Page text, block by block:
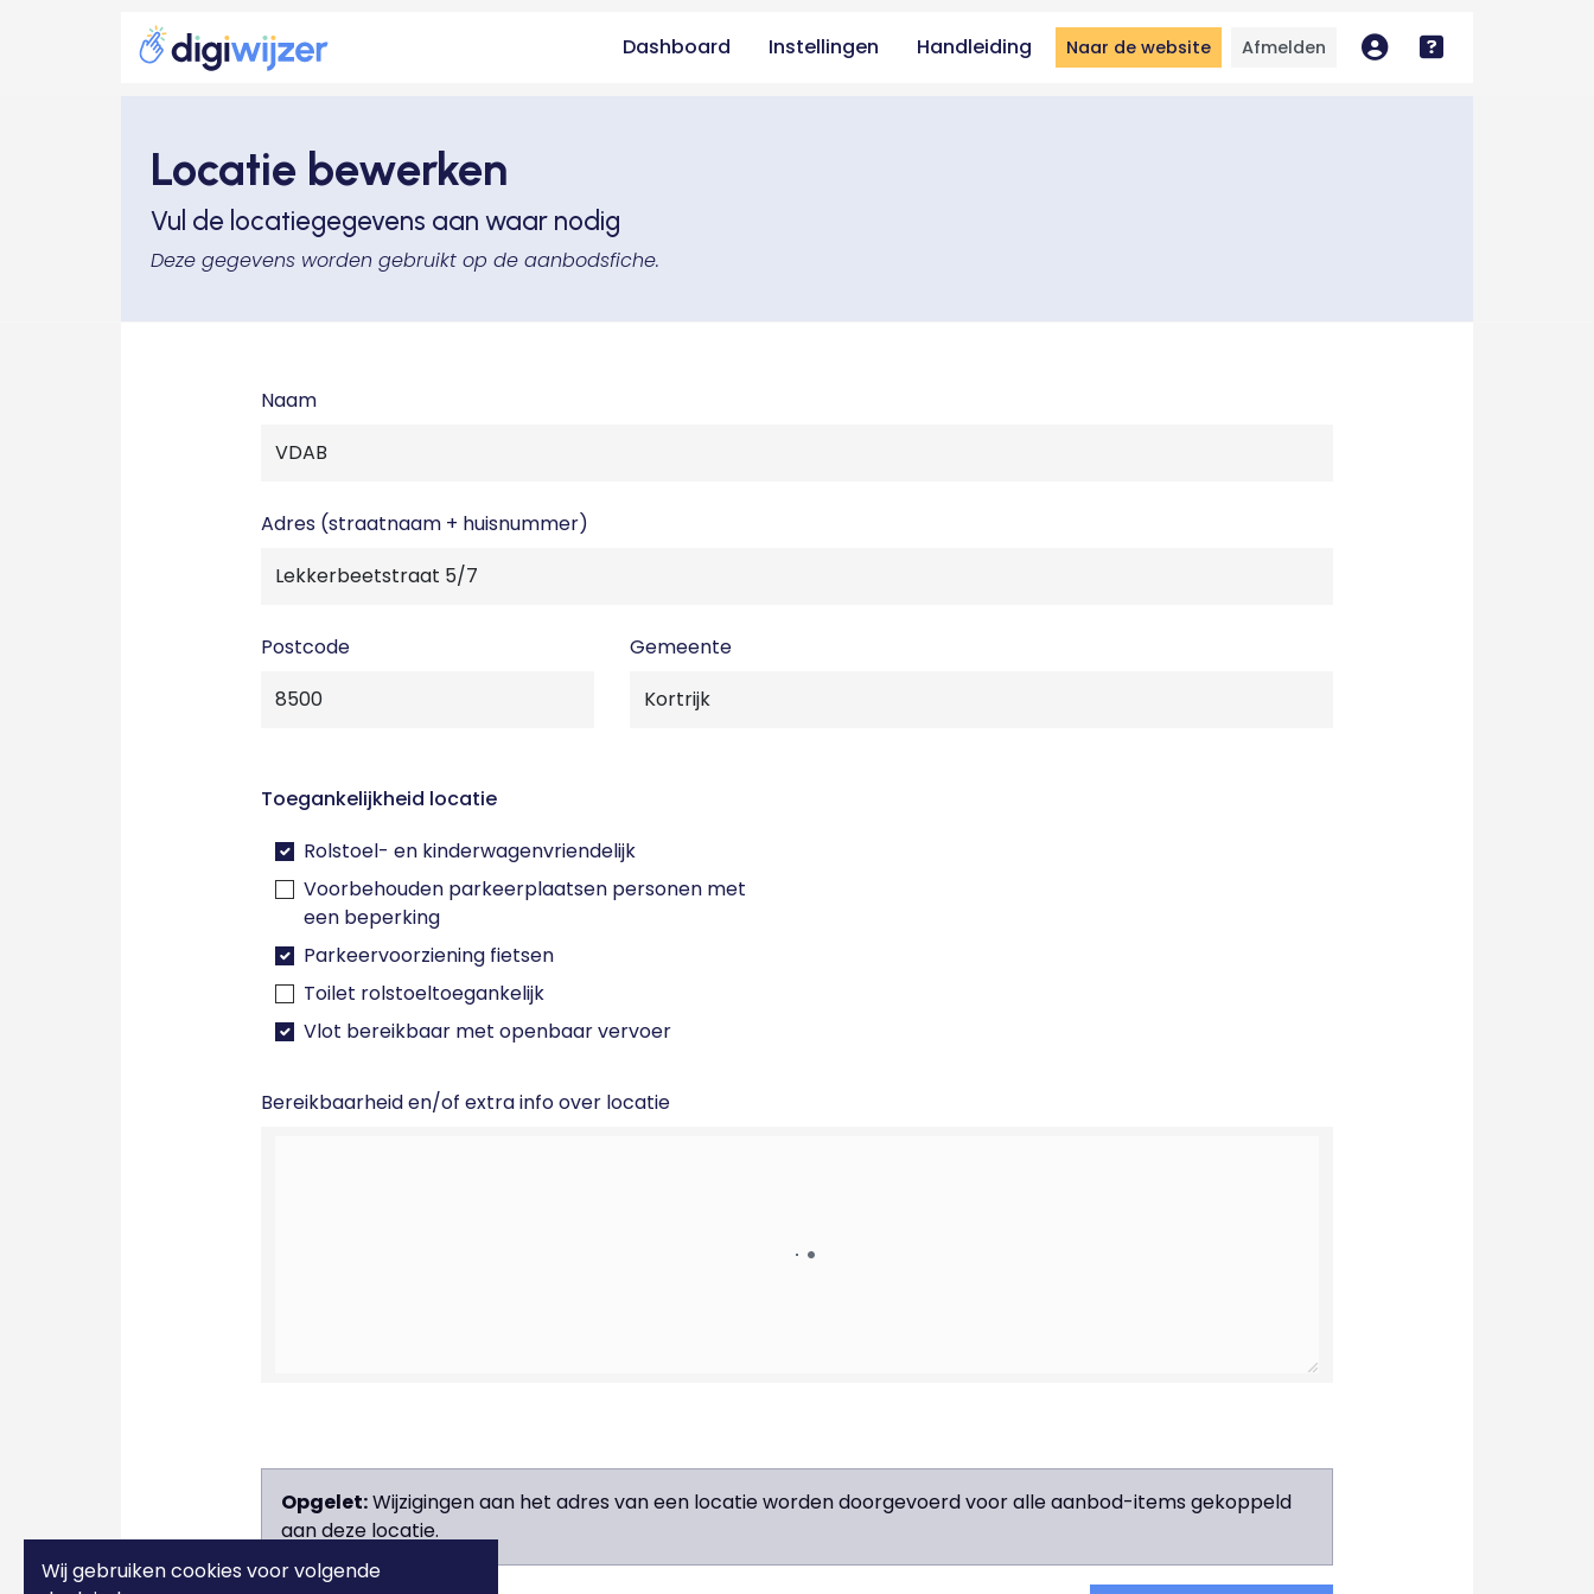
Dashboard Instellingen Handleiding Naar de website Afmelden Mijn account
Bekijk
Locatie bewerken
Vul de locatiegegevens aan waar nodig
Deze gegevens worden gebruikt op de aanbodsfiche.
Naam
Adres (straatnaam + huisnummer)
Postcode Gemeente
Toegankelijkheid locatie
Rolstoel- en kinderwagenvriendelijk
Voorbehouden parkeerplaatsen personen met
een beperking
Parkeervoorziening fietsen
Toilet rolstoeltoegankelijk
Vlot bereikbaar met openbaar vervoer
Bereikbaarheid en/of extra info over locatie
Opgelet:Wijzigingen aan het adres van een locatie worden doorgevoerd voor alle aanbod-items gekoppeld
aan deze locatie.
Wij gebruiken cookies voor volgende